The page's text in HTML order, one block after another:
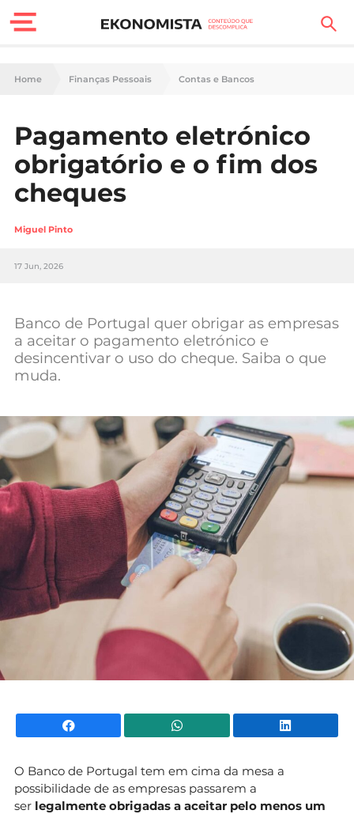
Finanças Pessoais
Carreira
Casa
Lifestyle
Sociedade
Negócios
Mundial 2026
Home Finanças Pessoais Contas e Bancos
Pagamento eletrónico
obrigatório e o fim dos
cheques
Miguel Pinto
17 Jun, 2026
Banco de Portugal quer obrigar as empresas
a aceitar o pagamento eletrónico e
desincentivar o uso do cheque. Saiba o que
muda.
Facebook WhatsApp
O Banco de Portugal tem em cima da mesa a
possibilidade de as empresas passarem a
ser legalmente obrigadas a aceitar pelo menos um